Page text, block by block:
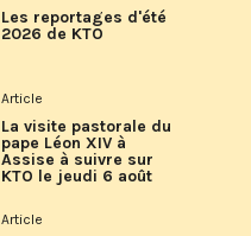
Les reportages d'été
2026 de KTO
Article
La visite pastorale du
pape Léon XIV à
Assise à suivre sur
KTO le jeudi 6 août
Article